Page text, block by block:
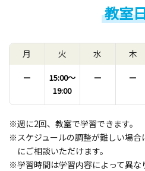
教室
月
ー
火
15:00〜
19:00
水
ー
木
ー
※週に2回、教室で学習できます。
※スケジュールの調整が難しい場合
にご相談いただけます。
※学習時間は学習内容によって異な